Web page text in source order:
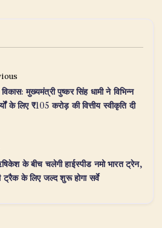
मुख्यमंत्री पुष्कर सिंह धामी ने विभिन्न
के लिए ₹105 करोड़ की वित्तीय स्वीकृति दी
के बीच चलेगी हाईस्पीड नमो भारत ट्रेन,
ट्रैक के लिए जल्द शुरू होगा सर्वे